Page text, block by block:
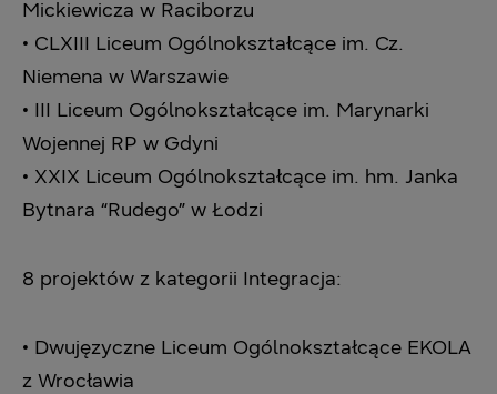
Mickiewicza w Raciborzu
• CLXIII Liceum Ogólnokształcące im. Cz.
Niemena w Warszawie
• III Liceum Ogólnokształcące im. Marynarki
Wojennej RP w Gdyni
• XXIX Liceum Ogólnokształcące im. hm. Janka
Bytnara “Rudego” w Łodzi
‎8 projektów z kategorii Integracja:‎
• Dwujęzyczne Liceum Ogólnokształcące EKOLA
z Wrocławia